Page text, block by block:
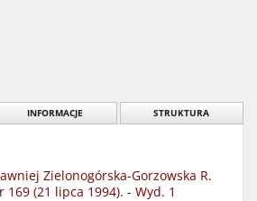
INFORMACJE STRUKTURA
Zielonogórska-Gorzowska R.
169 (21 lipca 1994). - Wyd. 1